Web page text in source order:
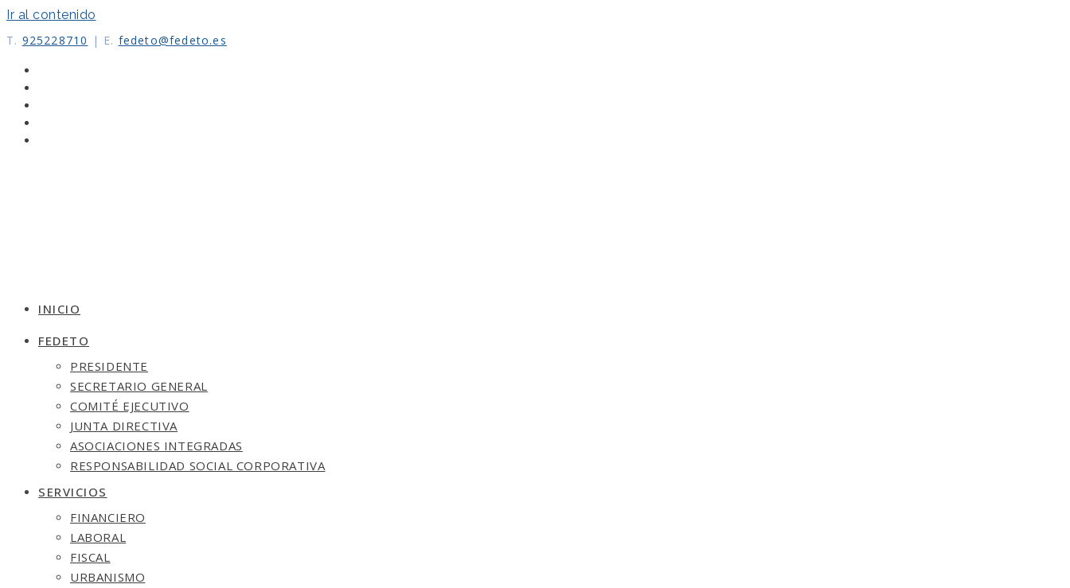
Ir al contenido
T. 925228710 | E. fedeto@fedeto.es
INICIO
FEDETO
PRESIDENTE
SECRETARIO GENERAL
COMITÉ EJECUTIVO
JUNTA DIRECTIVA
ASOCIACIONES INTEGRADAS
RESPONSABILIDAD SOCIAL CORPORATIVA
SERVICIOS
FINANCIERO
LABORAL
FISCAL
URBANISMO